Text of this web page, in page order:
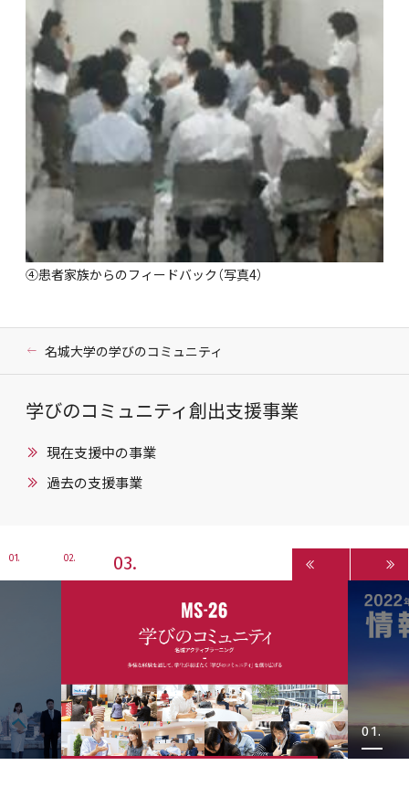
④患者家族からのフィードバック（写真4）
名城大学の学びのコミュニティ
学びのコミュニティ創出支援事業
現在支援中の事業
過去の支援事業
1 2 3